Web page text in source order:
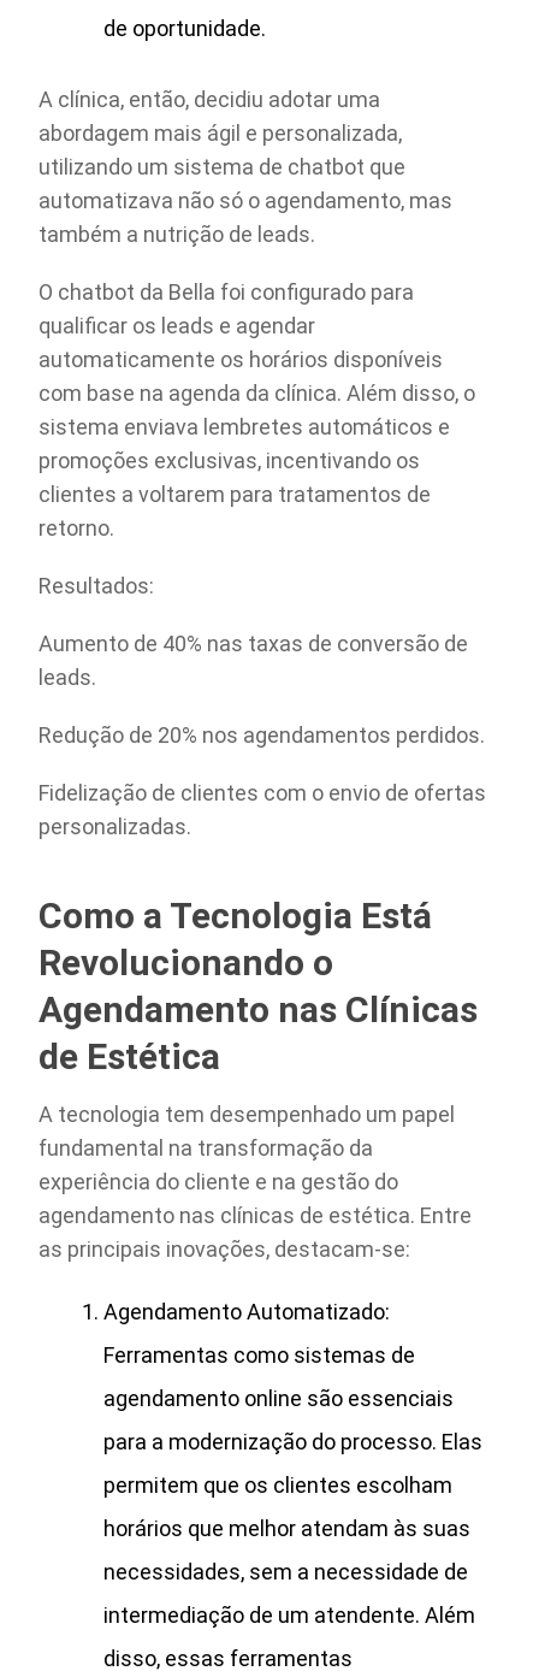
de oportunidade.
A clínica, então, decidiu adotar uma
abordagem mais ágil e personalizada,
utilizando um sistema de chatbot que
automatizava não só o agendamento, mas
também a nutrição de leads.
O chatbot da Bella foi configurado para
qualificar os leads e agendar
automaticamente os horários disponíveis
com base na agenda da clínica. Além disso, o
sistema enviava lembretes automáticos e
promoções exclusivas, incentivando os
clientes a voltarem para tratamentos de
retorno.
Resultados:
Aumento de 40% nas taxas de conversão de
leads.
Redução de 20% nos agendamentos perdidos.
Fidelização de clientes com o envio de ofertas
personalizadas.
Como a Tecnologia Está
Revolucionando o
Agendamento nas Clínicas
de Estética
A tecnologia tem desempenhado um papel
fundamental na transformação da
experiência do cliente e na gestão do
agendamento nas clínicas de estética. Entre
as principais inovações, destacam-se:
Agendamento Automatizado:
Ferramentas como sistemas de
agendamento online são essenciais
para a modernização do processo. Elas
permitem que os clientes escolham
horários que melhor atendam às suas
necessidades, sem a necessidade de
intermediação de um atendente. Além
disso, essas ferramentas